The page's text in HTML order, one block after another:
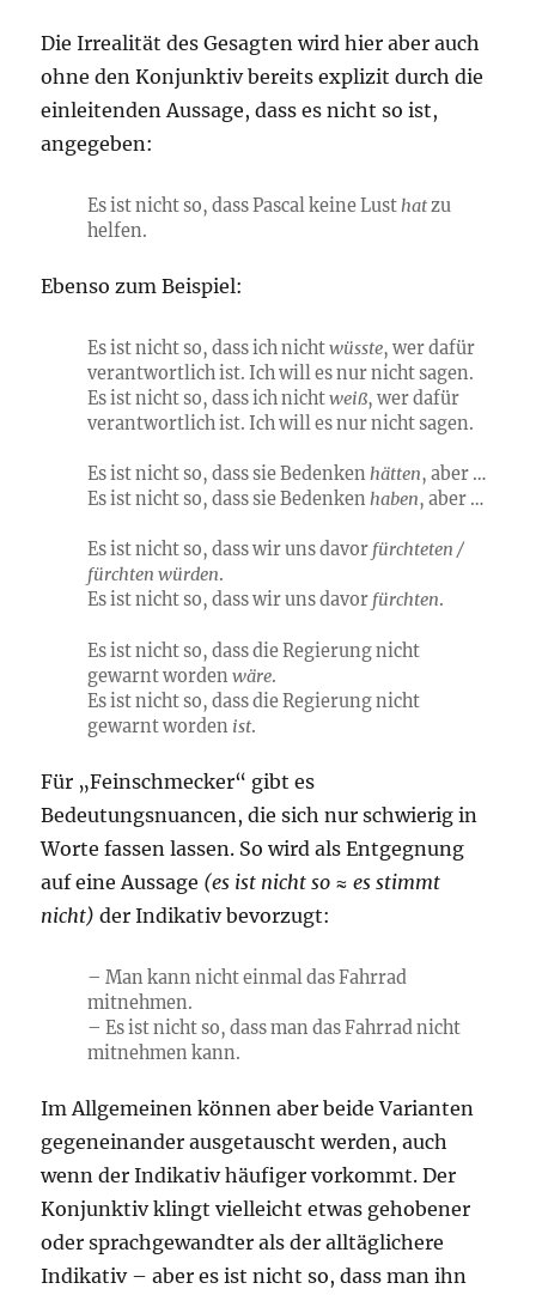
Die Irrealität des Gesagten wird hier aber auch
ohne den Konjunktiv bereits explizit durch die
einleitenden Aussage, dass es nicht so ist,
angegeben:
Es ist nicht so, dass Pascal keine Lusthatzu
helfen.
Ebenso zum Beispiel:
Es ist nicht so, dass ich nichtwüsste, wer dafür
verantwortlich ist. Ich will es nur nicht sagen.
Es ist nicht so, dass ich nichtweiß, wer dafür
verantwortlich ist. Ich will es nur nicht sagen.
Es ist nicht so, dass sie Bedenken hätten, aber …
Es ist nicht so, dass sie Bedenken haben, aber …
Es ist nicht so, dass wir uns davor fürchteten /
fürchten würden.
Es ist nicht so, dass wir uns davor fürchten.
Es ist nicht so, dass die Regierung nicht
gewarnt worden wäre.
Es ist nicht so, dass die Regierung nicht
gewarnt worden ist.
Für „Feinschmecker“ gibt es
Bedeutungsnuancen, die sich nur schwierig in
Worte fassen lassen. So wird als Entgegnung
auf eine Aussage (es ist nicht so ≈ es stimmt
nicht) der Indikativ bevorzugt:
– Man kann nicht einmal das Fahrrad
mitnehmen.
– Es ist nicht so, dass man das Fahrrad nicht
mitnehmen kann.
Im Allgemeinen können aber beide Varianten
gegeneinander ausgetauscht werden, auch
wenn der Indikativ häufiger vorkommt. Der
Konjunktiv klingt vielleicht etwas gehobener
oder sprachgewandter als der alltäglichere
Indikativ – aber es ist nicht so, dass man ihn